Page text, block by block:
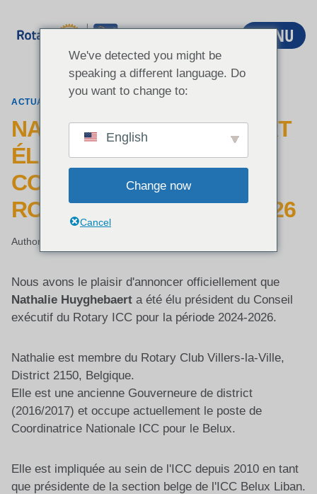
contenu
MENU
ACTUALITÉS
NATHALIE HUYGHEBAERT
ÉLUE PRÉSIDENTE DU
CONSEIL EXÉCUTIF DU
ROTARY ICC POUR 2024-26
Author:
Nous avons le plaisir d'annoncer officiellement que
Nathalie Huyghebaert a été élu président du Conseil
exécutif du Rotary ICC pour la période 2024-2026.
Nathalie est membre du Rotary Club Villers-la-Ville,
District 2150, Belgique.
Elle est une ancienne Gouverneure de district
(2016/2017) et occupe actuellement le poste de
Coordinatrice Nationale ICC pour le Belux.
Elle est impliquée au sein de l'ICC depuis 2010 en tant
que présidente de la section belge de l'ICC Belux Liban.
We've detected you might be
speaking a different language. Do
you want to change to:
English
Change now
Cancel